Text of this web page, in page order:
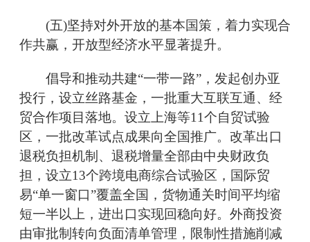
(五)坚持对外开放的基本国策，着力实现合
作共赢，开放型经济水平显著提升。
倡导和推动共建“一带一路”，发起创办亚
投行，设立丝路基金，一批重大互联互通、经
贸合作项目落地。设立上海等11个自贸试验
区，一批改革试点成果向全国推广。改革出口
退税负担机制、退税增量全部由中央财政负
担，设立13个跨境电商综合试验区，国际贸
易“单一窗口”覆盖全国，货物通关时间平均缩
短一半以上，进出口实现回稳向好。外商投资
由审批制转向负面清单管理，限制性措施削减